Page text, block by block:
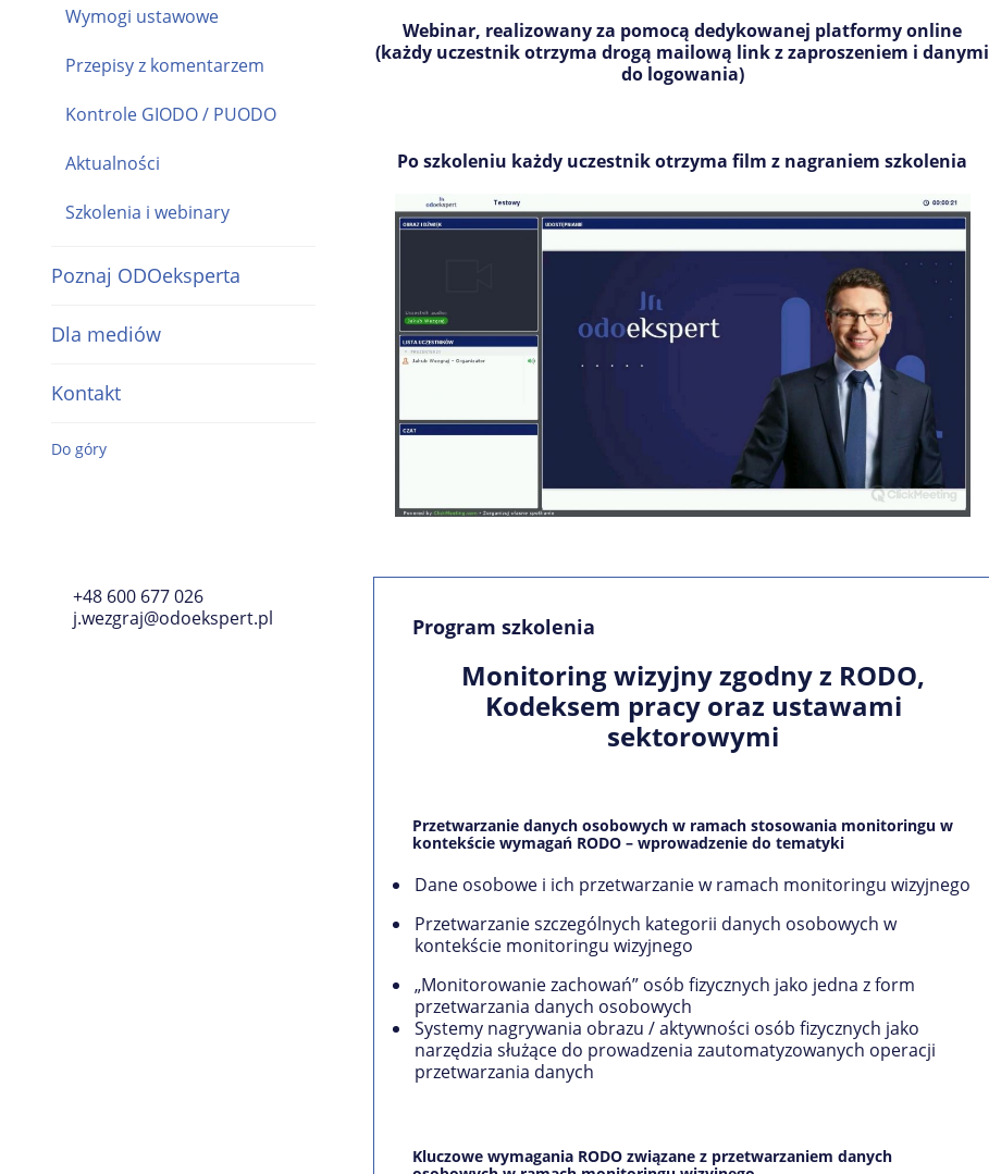
Wymogi ustawowe
Przepisy z komentarzem
Kontrole GIODO / PUODO
Aktualności
Szkolenia i webinary
Poznaj ODOeksperta
Dla mediów
Kontakt
Do góry
+48 600 677 026
j.wezgraj@odoekspert.pl
Webinar, realizowany za pomocą dedykowanej platformy online
(każdy uczestnik otrzyma drogą mailową link z zaproszeniem i danymi
do logowania)
Po szkoleniu każdy uczestnik otrzyma film z nagraniem szkolenia
Program szkolenia
Monitoring wizyjny zgodny z RODO,
Kodeksem pracy oraz ustawami
sektorowymi
Przetwarzanie danych osobowych w ramach stosowania monitoringu w
kontekście wymagań RODO – wprowadzenie do tematyki
Dane osobowe i ich przetwarzanie w ramach monitoringu wizyjnego
Przetwarzanie szczególnych kategorii danych osobowych w
kontekście monitoringu wizyjnego
„Monitorowanie zachowań” osób fizycznych jako jedna z form
przetwarzania danych osobowych
Systemy nagrywania obrazu / aktywności osób fizycznych jako
narzędzia służące do prowadzenia zautomatyzowanych operacji
przetwarzania danych
Kluczowe wymagania RODO związane z przetwarzaniem danych